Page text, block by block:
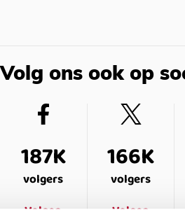
Volg ons ook op
187K
volgers
166K
volgers